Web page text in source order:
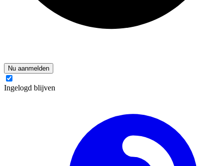
Nu aanmelden
Ingelogd blijven